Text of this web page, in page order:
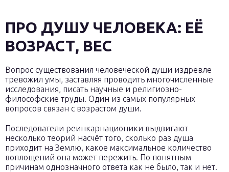
ПРО ДУШУ ЧЕЛОВЕКА: ЕЁ
ВОЗРАСТ, ВЕС
Вопрос существования человеческой души издревле
тревожил умы, заставляя проводить многочисленные
исследования, писать научные и религиозно-
философские труды. Один из самых популярных
вопросов связан с возрастом души.
Последователи реинкарнационики выдвигают
несколько теорий насчёт того, сколько раз душа
приходит на Землю, какое максимальное количество
воплощений она может пережить. По понятным
причинам однозначного ответа как не было, так и нет.